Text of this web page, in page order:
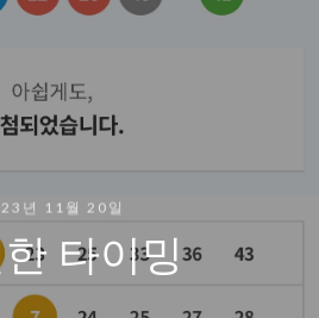
년 11월 20일
타이밍